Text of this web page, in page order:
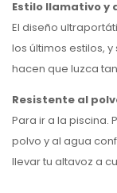
Estilo llamativo
El diseño
los últimos estilos,
hacen que luzca
Resistente al
Para ir a la piscina.
polvo y al agua
llevar tu altavoz a